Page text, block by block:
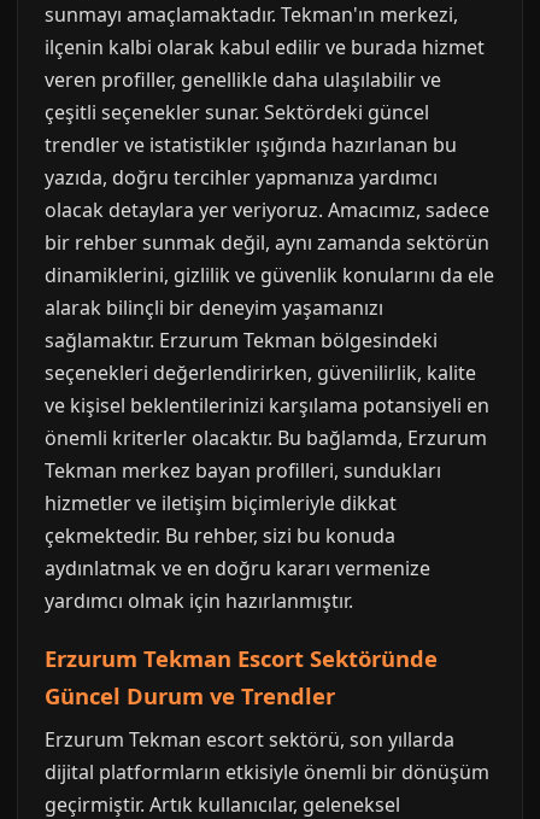
sunmayı amaçlamaktadır. Tekman'ın merkezi,
ilçenin kalbi olarak kabul edilir ve burada hizmet
veren profiller, genellikle daha ulaşılabilir ve
çeşitli seçenekler sunar. Sektördeki güncel
trendler ve istatistikler ışığında hazırlanan bu
yazıda, doğru tercihler yapmanıza yardımcı
olacak detaylara yer veriyoruz. Amacımız, sadece
bir rehber sunmak değil, aynı zamanda sektörün
dinamiklerini, gizlilik ve güvenlik konularını da ele
alarak bilinçli bir deneyim yaşamanızı
sağlamaktır. Erzurum Tekman bölgesindeki
seçenekleri değerlendirirken, güvenilirlik, kalite
ve kişisel beklentilerinizi karşılama potansiyeli en
önemli kriterler olacaktır. Bu bağlamda, Erzurum
Tekman merkez bayan profilleri, sundukları
hizmetler ve iletişim biçimleriyle dikkat
çekmektedir. Bu rehber, sizi bu konuda
aydınlatmak ve en doğru kararı vermenize
yardımcı olmak için hazırlanmıştır.
Erzurum Tekman Escort Sektöründe
Güncel Durum ve Trendler
Erzurum Tekman escort sektörü, son yıllarda
dijital platformların etkisiyle önemli bir dönüşüm
geçirmiştir. Artık kullanıcılar, geleneksel